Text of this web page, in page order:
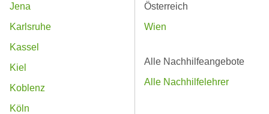
Jena
Karlsruhe
Kassel
Kiel
Koblenz
Köln
Österreich
Wien
Alle Nachhilfeangebote
Alle Nachhilfelehrer